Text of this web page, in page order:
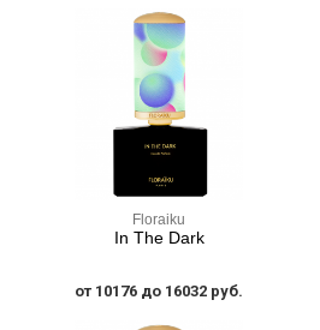
Floraiku
In The Dark
от 10176 до 16032 руб.